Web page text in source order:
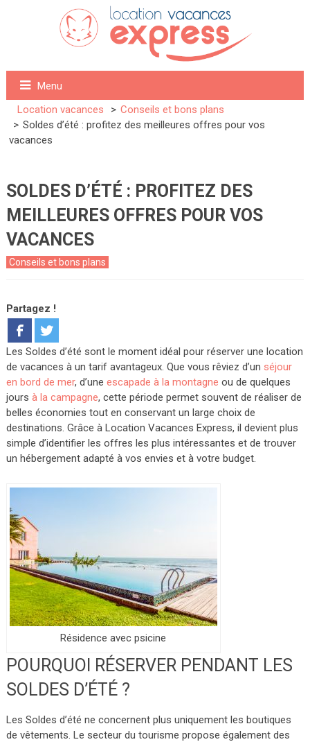
Menu
Location vacances
Conseils et bons plans
Soldes d’été : profitez des meilleures offres pour vos
vacances
SOLDES D’ÉTÉ : PROFITEZ DES
MEILLEURES OFFRES POUR VOS
VACANCES
Conseils et bons plans
Partagez !
Les Soldes d’été sont le moment idéal pour réserver une location
de vacances à un tarif avantageux. Que vous rêviez d’un séjour
en bord de mer, d’une escapade à la montagne ou de quelques
jours à la campagne, cette période permet souvent de réaliser de
belles économies tout en conservant un large choix de
destinations. Grâce à Location Vacances Express, il devient plus
simple d’identifier les offres les plus intéressantes et de trouver
un hébergement adapté à vos envies et à votre budget.
Résidence avec psicine
POURQUOI RÉSERVER PENDANT LES
SOLDES D’ÉTÉ ?
Les Soldes d’été ne concernent plus uniquement les boutiques
de vêtements. Le secteur du tourisme propose également des